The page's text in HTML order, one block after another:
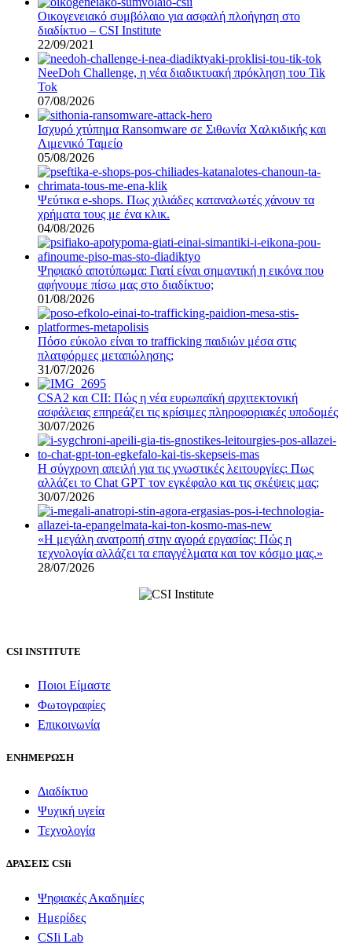
Οικογενειακό συμβόλαιο για ασφαλή πλοήγηση στο
διαδίκτυο – CSI Institute
22/09/2021
NeeDoh Challenge, η νέα διαδικτυακή πρόκληση του Tik
Tok
07/08/2026
Ισχυρό χτύπημα Ransomware σε Σιθωνία Χαλκιδικής και
Λιμενικό Ταμείο
05/08/2026
Ψεύτικα e-shops. Πως χιλιάδες καταναλωτές χάνουν τα
χρήματα τους με ένα κλικ.
04/08/2026
Ψηφιακό αποτύπωμα: Γιατί είναι σημαντική η εικόνα που
αφήνουμε πίσω μας στο διαδίκτυο;
01/08/2026
Πόσο εύκολο είναι το trafficking παιδιών μέσα στις
πλατφόρμες μεταπώλησης;
31/07/2026
CSA2 και CII: Πώς η νέα ευρωπαϊκή αρχιτεκτονική
ασφάλειας επηρεάζει τις κρίσιμες πληροφοριακές υποδομές
30/07/2026
Η σύγχρονη απειλή για τις γνωστικές λειτουργίες: Πως
αλλάζει το Chat GPT τον εγκέφαλο και τις σκέψεις μας;
30/07/2026
«Η μεγάλη ανατροπή στην αγορά εργασίας: Πώς η
τεχνολογία αλλάζει τα επαγγέλματα και τον κόσμο μας.»
28/07/2026
CSI INSTITUTE
Ποιοι Είμαστε
Φωτογραφίες
Επικοινωνία
ΕΝΗΜΕΡΩΣΗ
Διαδίκτυο
Ψυχική υγεία
Τεχνολογία
ΔΡΑΣΕΙΣ CSIi
Ψηφιακές Ακαδημίες
Ημερίδες
CSIi Lab